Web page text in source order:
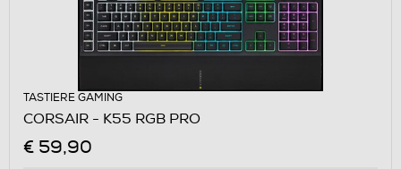
TASTIERE GAMING
CORSAIR - K55 RGB PRO
€ 59,90